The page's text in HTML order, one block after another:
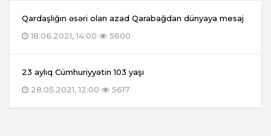
Qardaşlığın əsəri olan azad Qarabağdan dünyaya mesaj
18.06.2021, 14:00
5600
23 aylıq Cümhuriyyətin 103 yaşı
28.05.2021, 12:00
5617